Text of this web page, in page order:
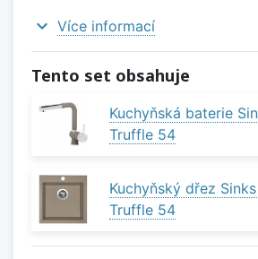
expand_more Více informací
Tento set obsahuje
Kuchyňská baterie
Truffle 54
Kuchyňský dřez
Truffle 54